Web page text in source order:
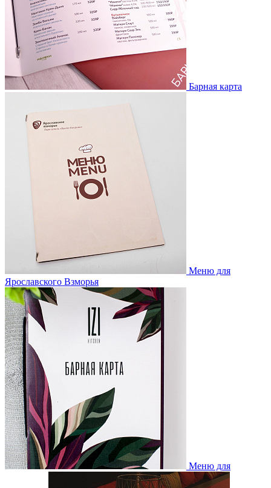
Барная карта
Меню для
Ярославского Взморья
Меню для